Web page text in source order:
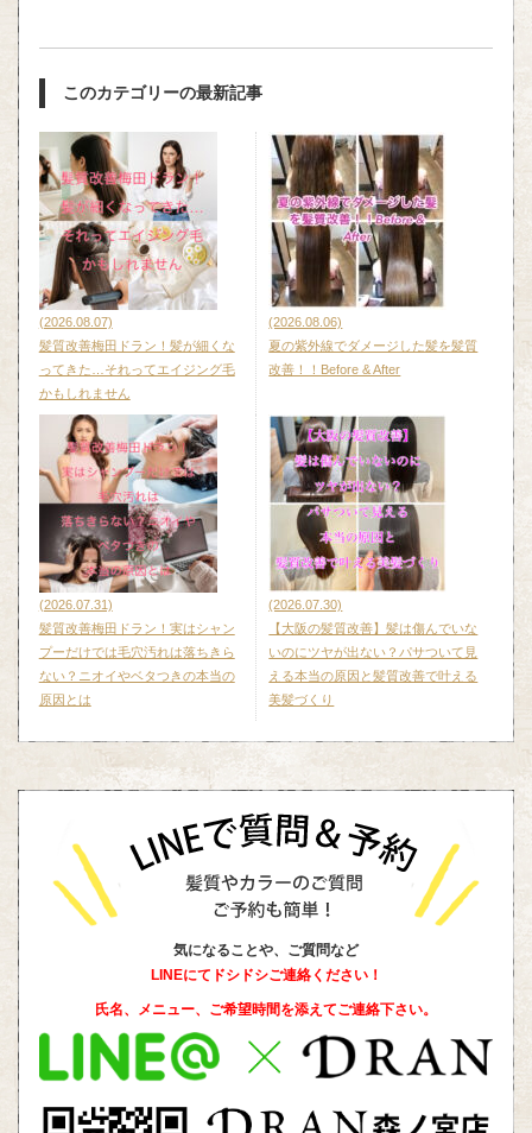
このカテゴリーの最新記事
(2026.08.07)
髪質改善梅田ドラン！髪が細くな
ってきた…それってエイジング毛
かもしれません
(2026.08.06)
夏の紫外線でダメージした髪を髪質
改善！！Before & After
(2026.07.31)
髪質改善梅田ドラン！実はシャン
プーだけでは毛穴汚れは落ちきら
ない？ニオイやベタつきの本当の
原因とは
(2026.07.30)
【大阪の髪質改善】髪は傷んでいな
いのにツヤが出ない？パサついて見
える本当の原因と髪質改善で叶える
美髪づくり
気になることや、ご質問など
LINEにてドシドシご連絡ください！
氏名、メニュー、ご希望時間を添えてご連絡下さい。